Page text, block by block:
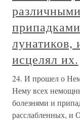
лунатиков,
исцелял их.
24. И прошел о
Нему всех
болезнями и
расслабленных, и